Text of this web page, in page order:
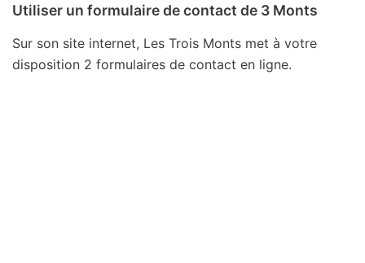
Utiliser un formulaire de contact de 3 Monts
Sur son site internet, Les Trois Monts met à votre
disposition 2 formulaires de contact en ligne.